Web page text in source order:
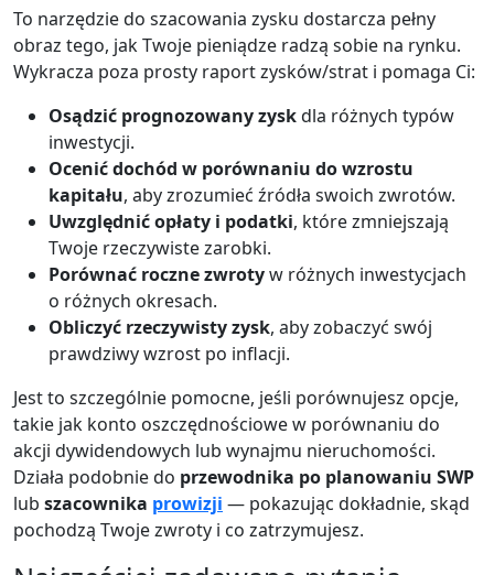
To narzędzie do szacowania zysku dostarcza pełny
obraz tego, jak Twoje pieniądze radzą sobie na rynku.
Wykracza poza prosty raport zysków/strat i pomaga Ci:
Osądzić prognozowany zyskdla różnych typów
inwestycji.
Ocenić dochód w porównaniu do wzrostu
kapitału, aby zrozumieć źródła swoich zwrotów.
Uwzględnić opłaty i podatki, które zmniejszają
Twoje rzeczywiste zarobki.
Porównać roczne zwrotyw różnych inwestycjach
o różnych okresach.
Obliczyć rzeczywisty zysk, aby zobaczyć swój
prawdziwy wzrost po inflacji.
Jest to szczególnie pomocne, jeśli porównujesz opcje,
takie jak konto oszczędnościowe w porównaniu do
akcji dywidendowych lub wynajmu nieruchomości.
Działa podobnie do przewodnika po planowaniu SWP
lub szacownika prowizji — pokazując dokładnie, skąd
pochodzą Twoje zwroty i co zatrzymujesz.